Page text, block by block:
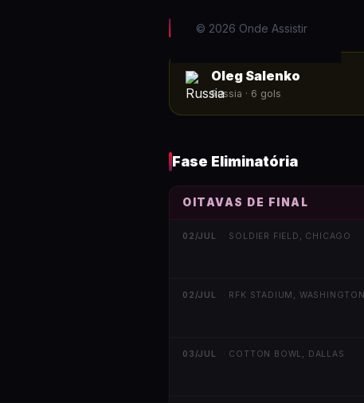
© 2026 Onde Assistir
Artilheiro
Oleg Salenko
Russia · 6 gols
Fase Eliminatória
OITAVAS DE FINAL
02/JUL · SOLDIER FIELD, CHICAGO
02/JUL · RFK STADIUM, WASHINGTON
03/JUL · COTTON BOWL, DALLAS